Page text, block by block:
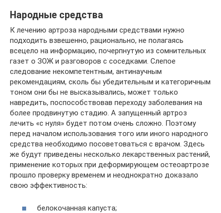
Народные средства
К лечению артроза народными средствами нужно
подходить взвешенно, рационально, не полагаясь
всецело на информацию, почерпнутую из сомнительных
газет о ЗОЖ и разговоров с соседками. Слепое
следование некомпетентным, антинаучным
рекомендациям, сколь бы убедительным и категоричным
тоном они бы не высказывались, может только
навредить, поспособствовав переходу заболевания на
более продвинутую стадию. А запущенный артроз
лечить «с нуля» будет потом очень сложно. Поэтому
перед началом использования того или иного народного
средства необходимо посоветоваться с врачом. Здесь
же будут приведены несколько лекарственных растений,
применение которых при деформирующем остеоартрозе
прошло проверку временем и неоднократно доказало
свою эффективность:
белокочанная капуста;